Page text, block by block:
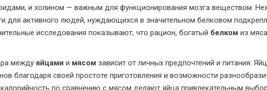
и холином — важным для функционирования мозга веществом.
для активного людей, нуждающихся в значительном белковом
исследования показывают, что рацион, богатый белком из
между яйцами и мясом зависит от личных предпочтений и питания.
благодаря своей простоте приготовления и возможности
по сравнению с мясом делают яйца привлекательным